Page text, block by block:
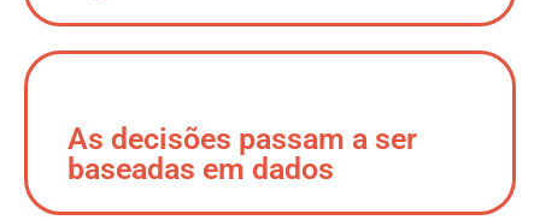
As decisões passam a ser
baseadas em dados